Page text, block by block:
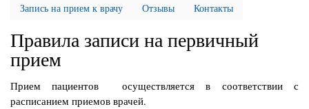
Запись на прием к врачу
Отзывы Контакты
Правила записи на первичный
прием
Прием пациентов осуществляется в соответствии с
расписанием приемов врачей.